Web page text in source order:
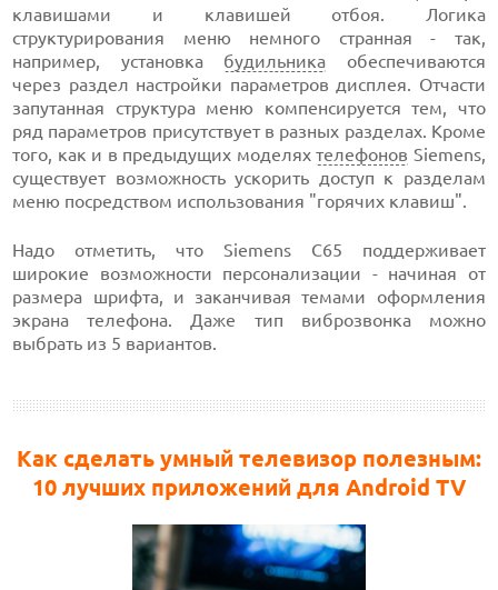
клавишами и клавишей отбоя. Логика
структурирования меню немного странная - так,
например, установка будильника обеспечиваются
через раздел настройки параметров дисплея. Отчасти
запутанная структура меню компенсируется тем, что
ряд параметров присутствует в разных разделах. Кроме
того, как и в предыдущих моделяхтелефонов Siemens,
существует возможность ускорить доступ к разделам
меню посредством использования "горячих клавиш".
Надо отметить, что Siemens С65 поддерживает
широкие возможности персонализации - начиная от
размера шрифта, и заканчивая темами оформления
экрана телефона. Даже тип виброзвонка можно
выбрать из 5 вариантов.
Как сделать умный телевизор полезным:
10 лучших приложений для Android TV